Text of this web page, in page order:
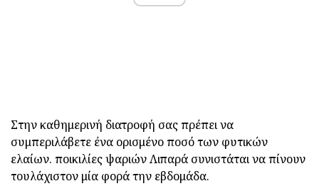
Στην καθημερινή διατροφή σας πρέπει να
συμπεριλάβετε ένα ορισμένο ποσό των φυτικών
ελαίων. ποικιλίες ψαριών Λιπαρά συνιστάται να πίνουν
τουλάχιστον μία φορά την εβδομάδα.